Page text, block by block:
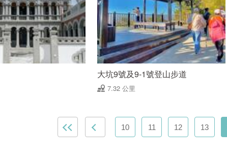
大坑9號及9-1號登山步道
7.32 公里
10 11 12 13